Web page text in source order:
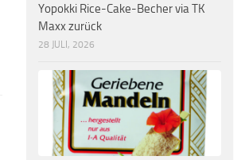
Yopokki Rice-Cake-Becher via TK
Maxx zurück
28 JULI, 2026